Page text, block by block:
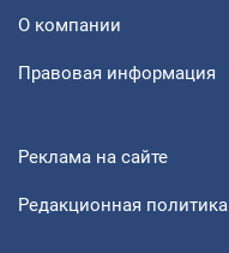
О компании
Правовая информация
Реклама на сайте
Редакционная политика